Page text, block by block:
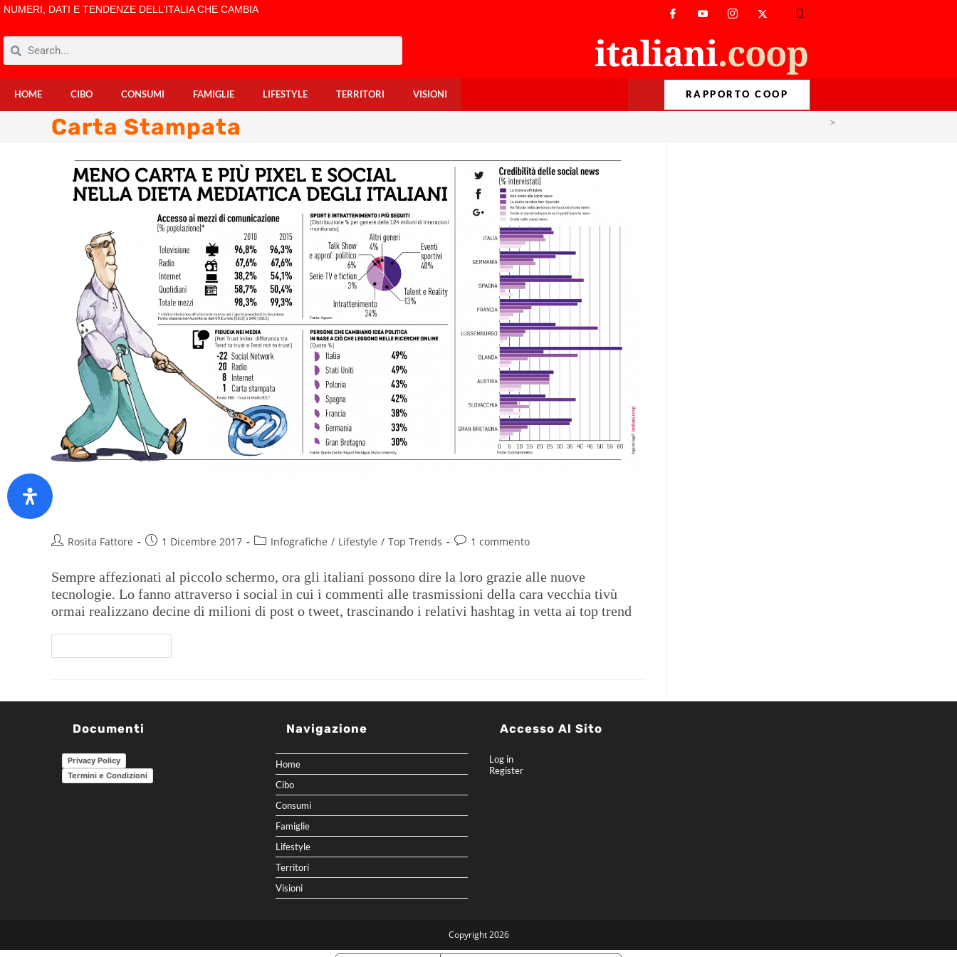
NUMERI, DATI E TENDENZE DELL’ITALIA CHE CAMBIA
HOME CIBO CONSUMI FAMIGLIE LIFESTYLE TERRITORI VISIONI RAPPORTO COOP
Carta Stampata >
La social tv
Rosita Fattore 1 Dicembre 2017 Infografiche / Lifestyle / Top Trends 1 commento
Sempre affezionati al piccolo schermo, ora gli italiani possono dire la loro grazie alle nuove
tecnologie. Lo fanno attraverso i social in cui i commenti alle trasmissioni della cara vecchia tivù
ormai realizzano decine di milioni di post o tweet, trascinando i relativi hashtag in vetta ai top trend
Documenti
Privacy Policy
Termini e Condizioni
Navigazione
Home
Cibo
Consumi
Famiglie
Lifestyle
Territori
Visioni
Accesso Al Sito
Log in
Register
Copyright 2026